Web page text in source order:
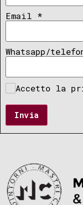
Email *
Whatsapp/
Accetto la
Invia